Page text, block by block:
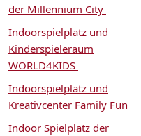
der Millennium City
Indoorspielplatz und
Kinderspieleraum
WORLD4KIDS
Indoorspielplatz und
Kreativcenter Family Fun
Indoor Spielplatz der